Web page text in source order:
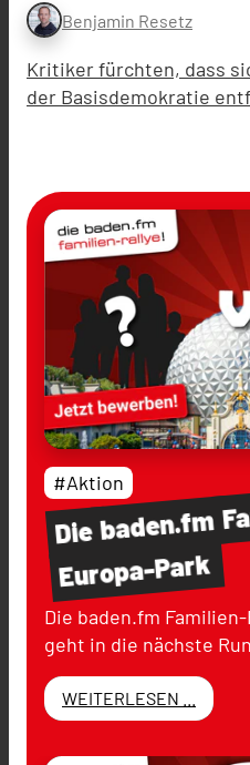
Benjamin Resetz
Kritiker fürchten, dass
der Basisdemokratie
Diebaden.fm
Europa-Park
#Aktion
Die baden.fm
geht in die nächste
WEITERLESEN ...